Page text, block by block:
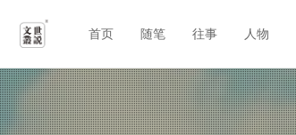
首页 随笔 往事 人物